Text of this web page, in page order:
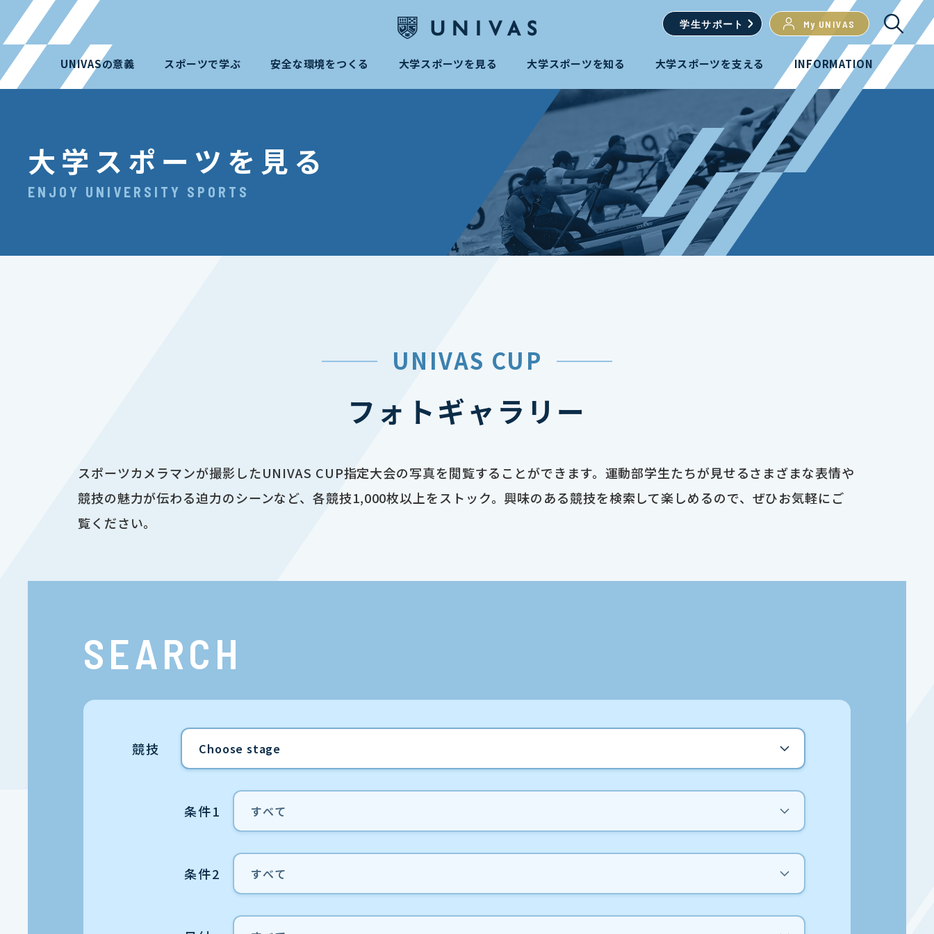
学生サポート My UNIVAS
UNIVASの意義 スポーツで学ぶ 安全な環境をつくる 大学スポーツを見る 大学スポーツを知る 大学スポーツを支える INFORMATION
大学スポーツを見る
ENJOY UNIVERSITY SPORTS
UNIVAS CUP
フォトギャラリー
スポーツカメラマンが撮影したUNIVAS CUP指定大会の写真を閲覧することができます。運動部学生たちが見せるさまざまな表情や
競技の魅力が伝わる迫力のシーンなど、各競技1,000枚以上をストック。興味のある競技を検索して楽しめるので、ぜひお気軽にご
覧ください。
SEARCH
競技
条件1
条件2